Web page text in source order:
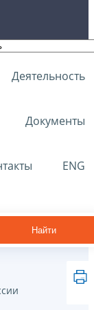
Деятельность
Документы
ENG
Найти